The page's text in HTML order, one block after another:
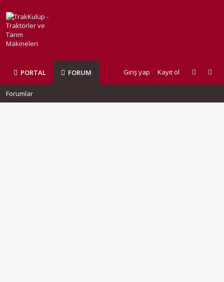
PORTAL FORUM Giriş yap Kayıt ol
Forumlar